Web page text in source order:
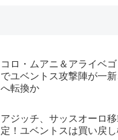
コロ・ムアニ＆アライベ
でユベントス攻撃陣が一
へ転換か
アジッチ、サッスオーロ
定！ユベントスは買い戻